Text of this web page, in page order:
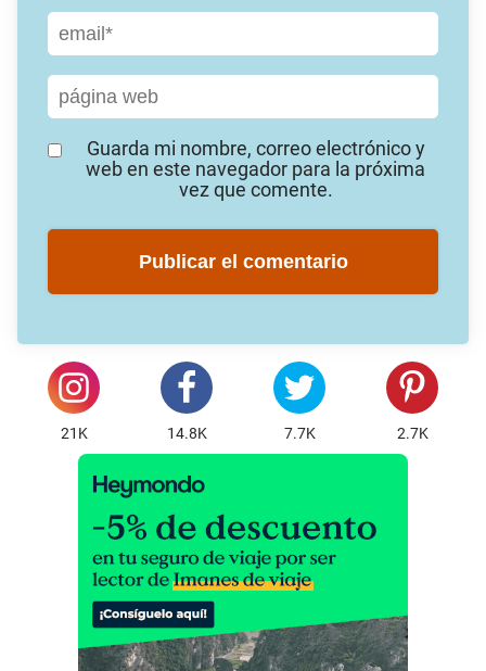
Guarda mi nombre, correo electrónico y
web en este navegador para la próxima
vez que comente.
21K 14.8K 7.7K 2.7K